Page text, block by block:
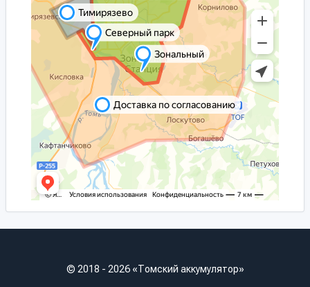
© 2018 - 2026 «Томский аккумулятор»